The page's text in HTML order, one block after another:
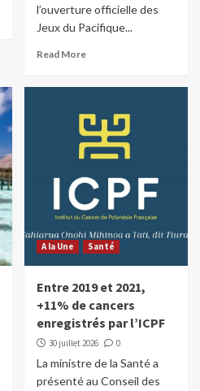
l’ouverture officielle des
Jeux du Pacifique...
Read More
A la Une Santé
Entre 2019 et 2021,
+11% de cancers
enregistrés par l’ICPF
30 juillet 2026 0
La ministre de la Santé a
présenté au Conseil des